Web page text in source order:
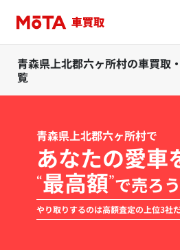
青森県上北郡六ヶ所村の車買取
覧
青森県上北郡六ヶ所村で
あなたの愛車
“最高額”で売ろ
やり取りするのは高額査定の上位3社